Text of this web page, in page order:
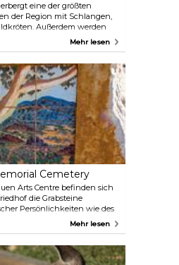
eine der größten
der Region mit Schlangen,
Außerdem werden
Krokodil- und
Der Park ist für alle
und bietet Spaß und
Familie.
Mehr lesen
Cemetery
Arts Centre befinden sich
die Grabsteine
Persönlichkeiten wie des
Namatjira und derMehr lesen